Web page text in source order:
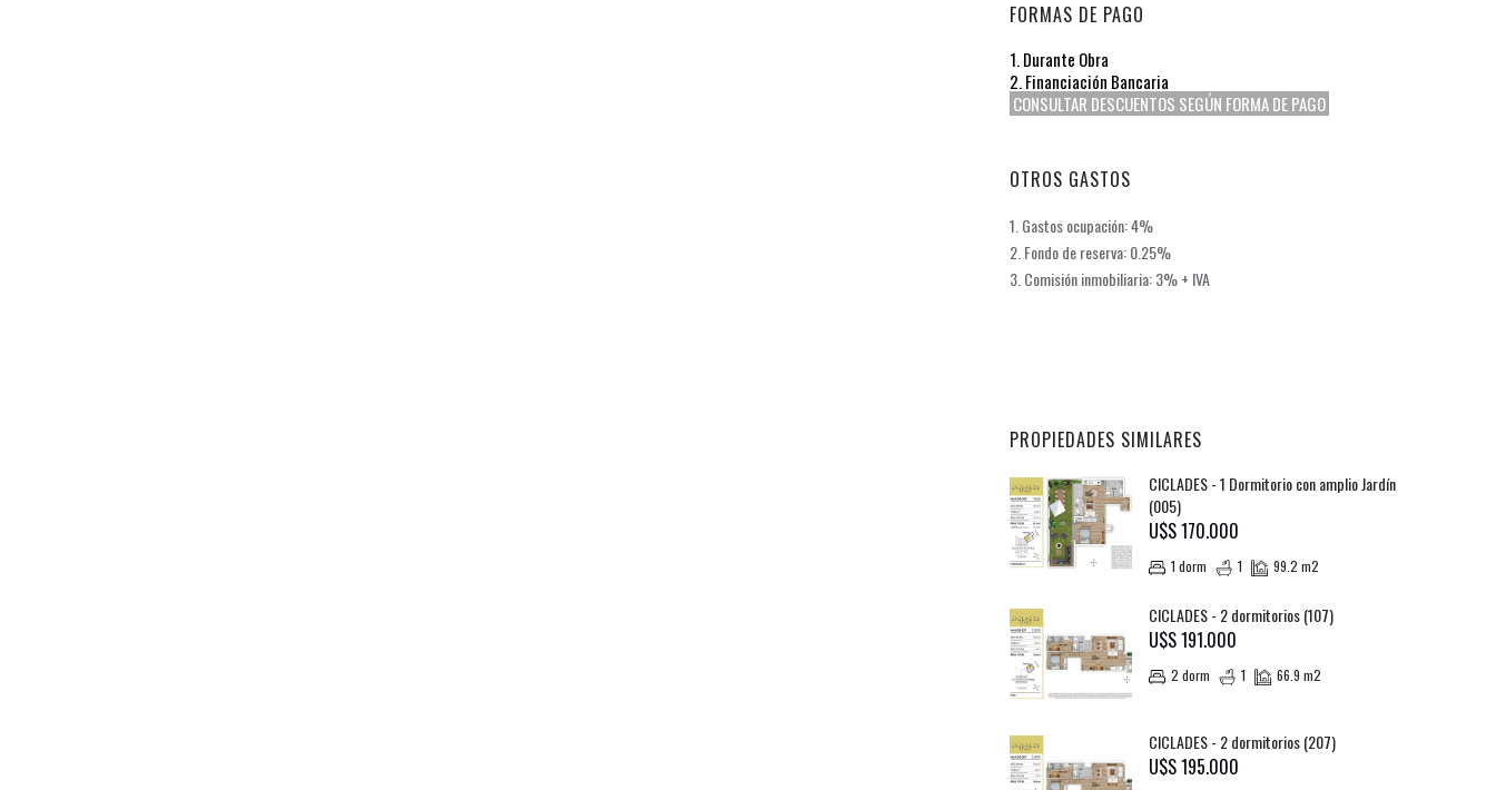
FORMAS DE PAGO
1. Durante Obra
2. Financiación Bancaria
CONSULTAR DESCUENTOS SEGÚN FORMA DE PAGO
OTROS GASTOS
1. Gastos ocupación: 4%
2. Fondo de reserva: 0.25%
3. Comisión inmobiliaria: 3% + IVA
PROPIEDADES SIMILARES
CICLADES - 1 Dormitorio con amplio Jardín
(005)
U$S 170.000
1 dorm 1 99.2 m2
CICLADES - 2 dormitorios (107)
U$S 191.000
2 dorm 1 66.9 m2
CICLADES - 2 dormitorios (207)
U$S 195.000